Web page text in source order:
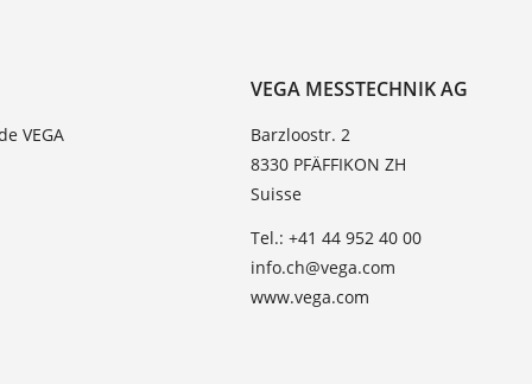
VEGA
VEGA MESSTECHNIK AG
Barzloostr. 2
8330 PFÄFFIKON ZH
Suisse
Tel.: +41 44 952 40 00
info.ch@vega.com
www.vega.com